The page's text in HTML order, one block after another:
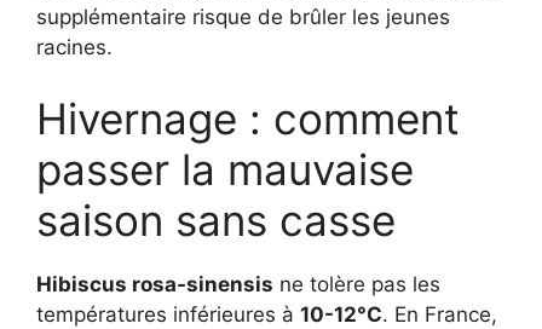
supplémentaire risque de brûler les jeunes
racines.
Hivernage : comment
passer la mauvaise
saison sans casse
Hibiscus rosa-sinensis ne tolère pas les
températures inférieures à 10-12°C. En France,